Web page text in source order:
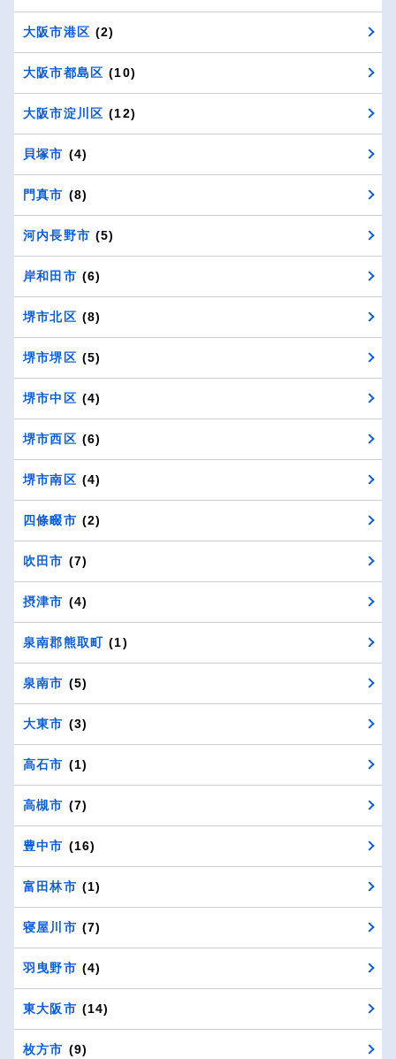
大阪市港区 (2)
大阪市都島区 (10)
大阪市淀川区 (12)
貝塚市 (4)
門真市 (8)
河内長野市 (5)
岸和田市 (6)
堺市北区 (8)
堺市堺区 (5)
堺市中区 (4)
堺市西区 (6)
堺市南区 (4)
四條畷市 (2)
吹田市 (7)
摂津市 (4)
泉南郡熊取町 (1)
泉南市 (5)
大東市 (3)
高石市 (1)
高槻市 (7)
豊中市 (16)
富田林市 (1)
寝屋川市 (7)
羽曳野市 (4)
東大阪市 (14)
枚方市 (9)